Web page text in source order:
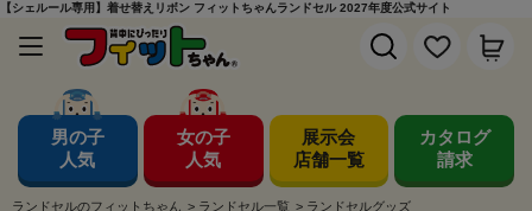
【シェルール専用】着せ替えリボン フィットちゃんランドセル 2027年度公式サイト
男の子
人気
女の子
人気
展示会
店舗一覧
カタログ
請求
ランドセルのフィットちゃん > ランドセル一覧 > ランドセルグッズ